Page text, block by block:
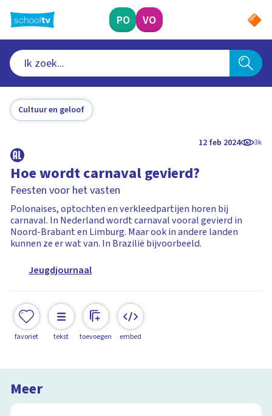
naar
hoofdinhoud
PO VO
Cultuur en geloof
12 feb 2024 3k
Hoe wordt carnaval gevierd?
Feesten voor het vasten
Polonaises, optochten en verkleedpartijen horen bij
carnaval. In Nederland wordt carnaval vooral gevierd in
Noord-Brabant en Limburg. Maar ook in andere landen
kunnen ze er wat van. In Brazilië bijvoorbeeld.
Jeugdjournaal
favoriet tekst toevoegen embed
Meer